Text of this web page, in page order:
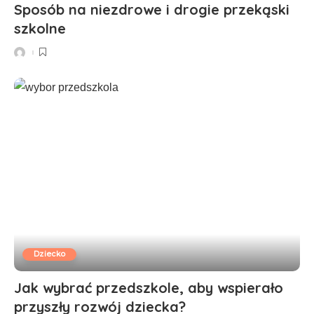
Sposób na niezdrowe i drogie przekąski
szkolne
Dziecko
Jak wybrać przedszkole, aby wspierało
przyszły rozwój dziecka?